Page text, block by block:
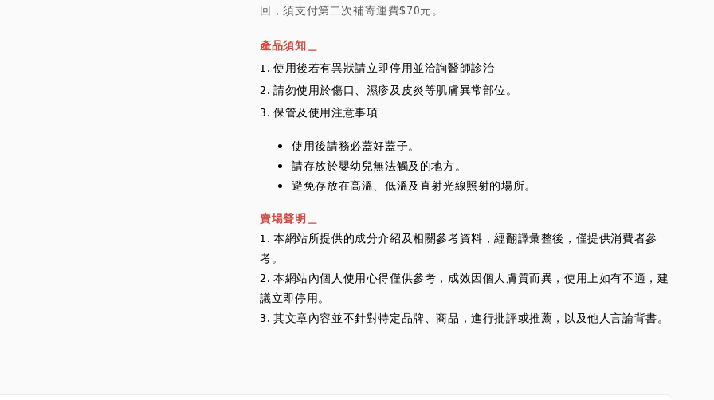
回，須支付第二次補寄運費$70元。
產品須知＿
1. 使用後若有異狀請立即停用並洽詢醫師診治
2. 請勿使用於傷口、濕疹及皮炎等肌膚異常部位。
3. 保管及使用注意事項
使用後請務必蓋好蓋子。
請存放於嬰幼兒無法觸及的地方。
避免存放在高溫、低溫及直射光線照射的場所。
賣場聲明＿
1. 本網站所提供的成分介紹及相關參考資料，經翻譯彙整後，僅提供消費者參
考。
2. 本網站內個人使用心得僅供參考，成效因個人膚質而異，使用上如有不適，建
議立即停用。
3. 其文章內容並不針對特定品牌、商品，進行批評或推薦，以及他人言論背書。